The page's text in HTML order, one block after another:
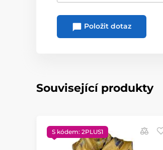
Položit dotaz
Související produkty
S kódem: 2PLUS1